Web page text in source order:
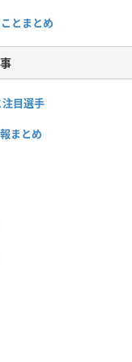
とまとめ
目選手
まとめ